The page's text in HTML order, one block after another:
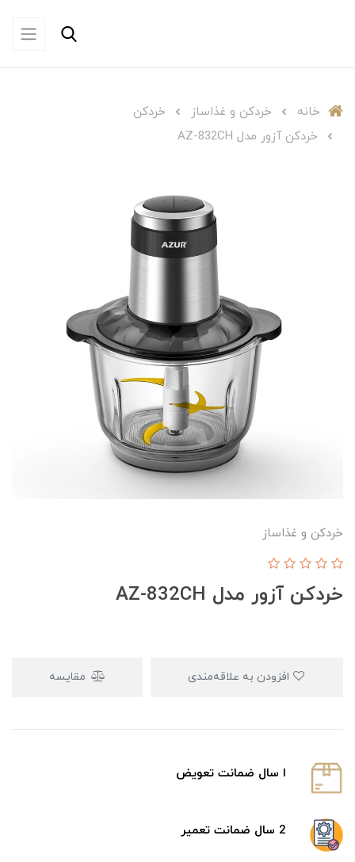
خانه خردکن و غذاساز
خردکن
خردکن آزور مدل AZ-832CH
خردکن و غذاساز
خردکن آزور مدل AZ-832CH
مقایسه
ا سال ضمانت تعویض
2 سال ضمانت تعمیر